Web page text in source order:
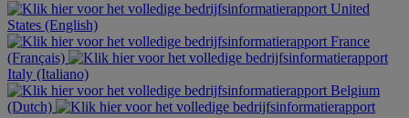
United
States (English)
France
(Français)
Italy (Italiano)
Belgium
(Dutch)